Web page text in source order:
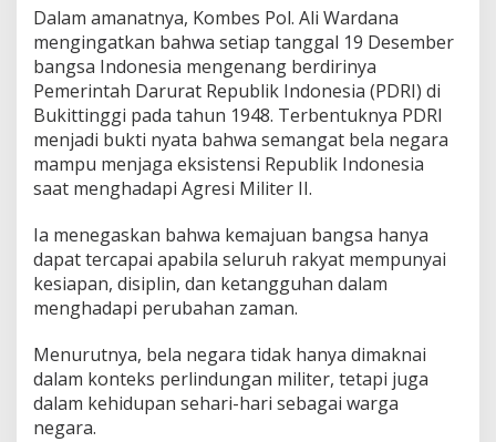
a
s
k
a
n
S
e
m
a
g
a
t
P
e
s
a
t
u
Dalam amanatnya, Kombes Pol. Ali Wardana
mengingatkan bahwa setiap tanggal 19 Desember
bangsa Indonesia mengenang berdirinya
Pemerintah Darurat Republik Indonesia (PDRI) di
Bukittinggi pada tahun 1948. Terbentuknya PDRI
menjadi bukti nyata bahwa semangat bela negara
mampu menjaga eksistensi Republik Indonesia
saat menghadapi Agresi Militer II.
Ia menegaskan bahwa kemajuan bangsa hanya
dapat tercapai apabila seluruh rakyat mempunyai
kesiapan, disiplin, dan ketangguhan dalam
menghadapi perubahan zaman.
Menurutnya, bela negara tidak hanya dimaknai
dalam konteks perlindungan militer, tetapi juga
dalam kehidupan sehari-hari sebagai warga
negara.